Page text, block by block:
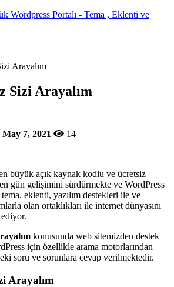
Arayalım
Sizi Arayalım
May 7, 2021 14
büyük açık kaynak kodlu ve ücretsiz
gün gelişimini sürdürmekte ve WordPress
eklenti, yazılım destekleri ile ve
olan ortaklıkları ile internet dünyasını
konusunda web sitemizden destek
için özellikle arama motorlarından
soru ve sorunlara cevap verilmektedir.
Arayalım